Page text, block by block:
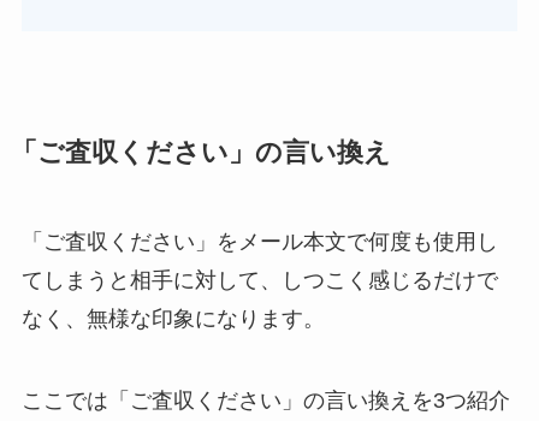
「ご査収ください」の言い換え
「ご査収ください」をメール本文で何度も使用し
てしまうと相手に対して、しつこく感じるだけで
なく、無様な印象になります。
ここでは「ご査収ください」の言い換えを3つ紹介